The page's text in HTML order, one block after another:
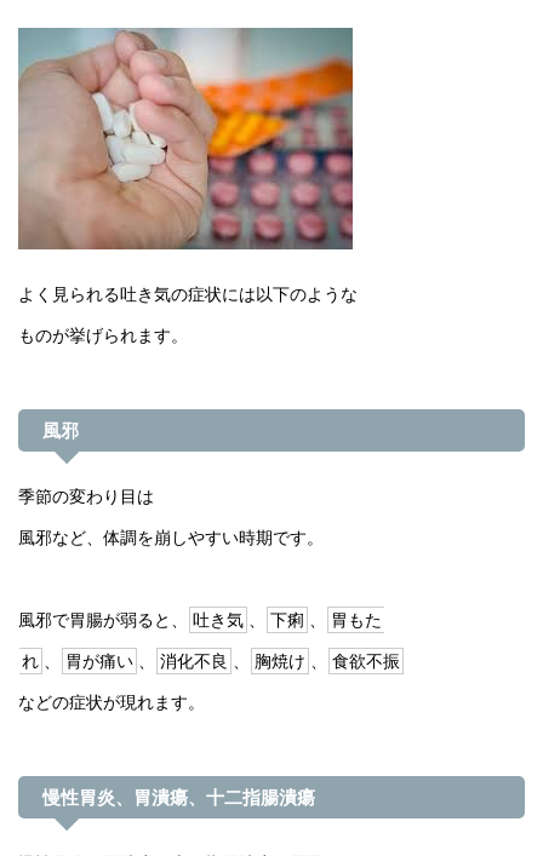
よく見られる吐き気の症状には以下のような
ものが挙げられます。
風邪
季節の変わり目は
風邪など、体調を崩しやすい時期です。
風邪で胃腸が弱ると、 吐き気 下痢 胃もた
れ 胃が痛い 消化不良 胸焼け 食欲不振
などの症状が現れます。
慢性胃炎、胃潰瘍、十二指腸潰瘍